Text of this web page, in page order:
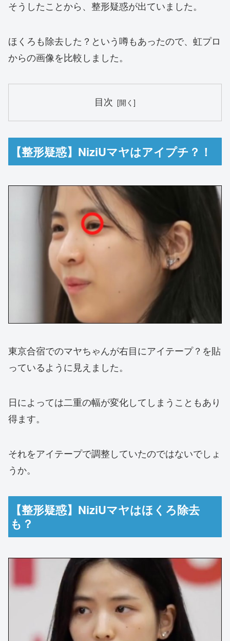
そうしたことから、整形疑惑が出ていました。
ほくろも除去した？という噂もあったので、虹プロ
からの画像を比較しました。
目次
【整形疑惑】NiziUマヤはアイプチ？！
東京合宿でのマヤちゃんが右目にアイテープ？を貼
っているように見えました。
日によっては二重の幅が変化してしまうこともあり
得ます。
それをアイテープで調整していたのではないでしょ
うか。
【整形疑惑】NiziUマヤはほくろ除去
も？